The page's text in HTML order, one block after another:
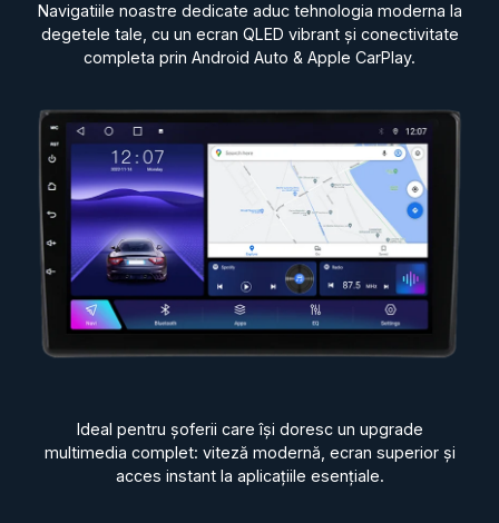
Navigatiile noastre dedicate aduc tehnologia moderna la
degetele tale, cu un ecran QLED vibrant și conectivitate
completa prin Android Auto & Apple CarPlay.
Ideal pentru șoferii care își doresc un upgrade
multimedia complet: viteză modernă, ecran superior și
acces instant la aplicațiile esențiale.